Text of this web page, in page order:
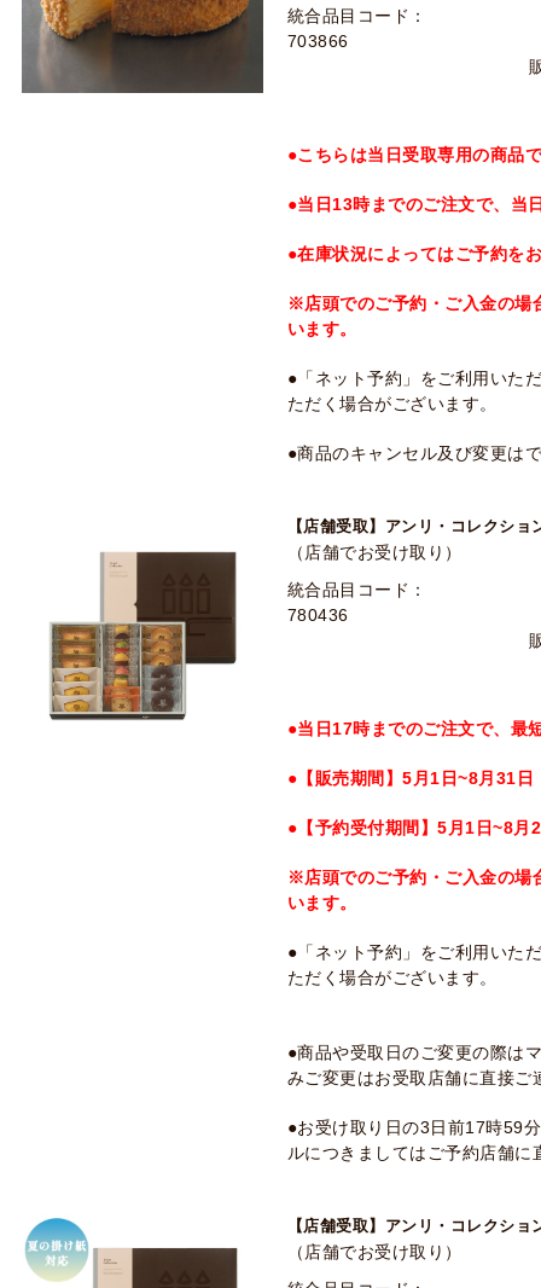
統合品目コード：
703866
●こちらは当日受取専用の商品
●当日13時までのご注文で、当
●在庫状況によってはご予約を
※店頭でのご予約・ご入金の場
います。
●「ネット予約」をご利用いた
ただく場合がございます。
●商品のキャンセル及び変更は
【店舗受取】アンリ・コレクシ
（店舗でお受け取り）
統合品目コード：
780436
●当日17時までのご注文で、最
●【販売期間】5月1日~8月31日
●【予約受付期間】5月1日~8月
※店頭でのご予約・ご入金の場
います。
●「ネット予約」をご利用いた
ただく場合がございます。
●商品や受取日のご変更の際は
みご変更はお受取店舗に直接ご
●お受け取り日の3日前17時59
ルにつきましてはご予約店舗に
【店舗受取】アンリ・コレクシ
（店舗でお受け取り）